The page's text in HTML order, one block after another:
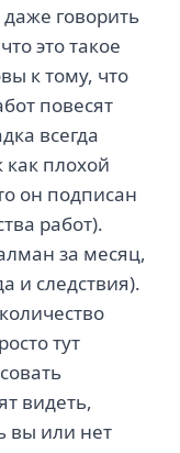
говорить
это такое
к тому, что
повесят
всегда
как плохой
он подписан
работ).
за месяц,
и следствия).
тут
видеть,
вы или нет